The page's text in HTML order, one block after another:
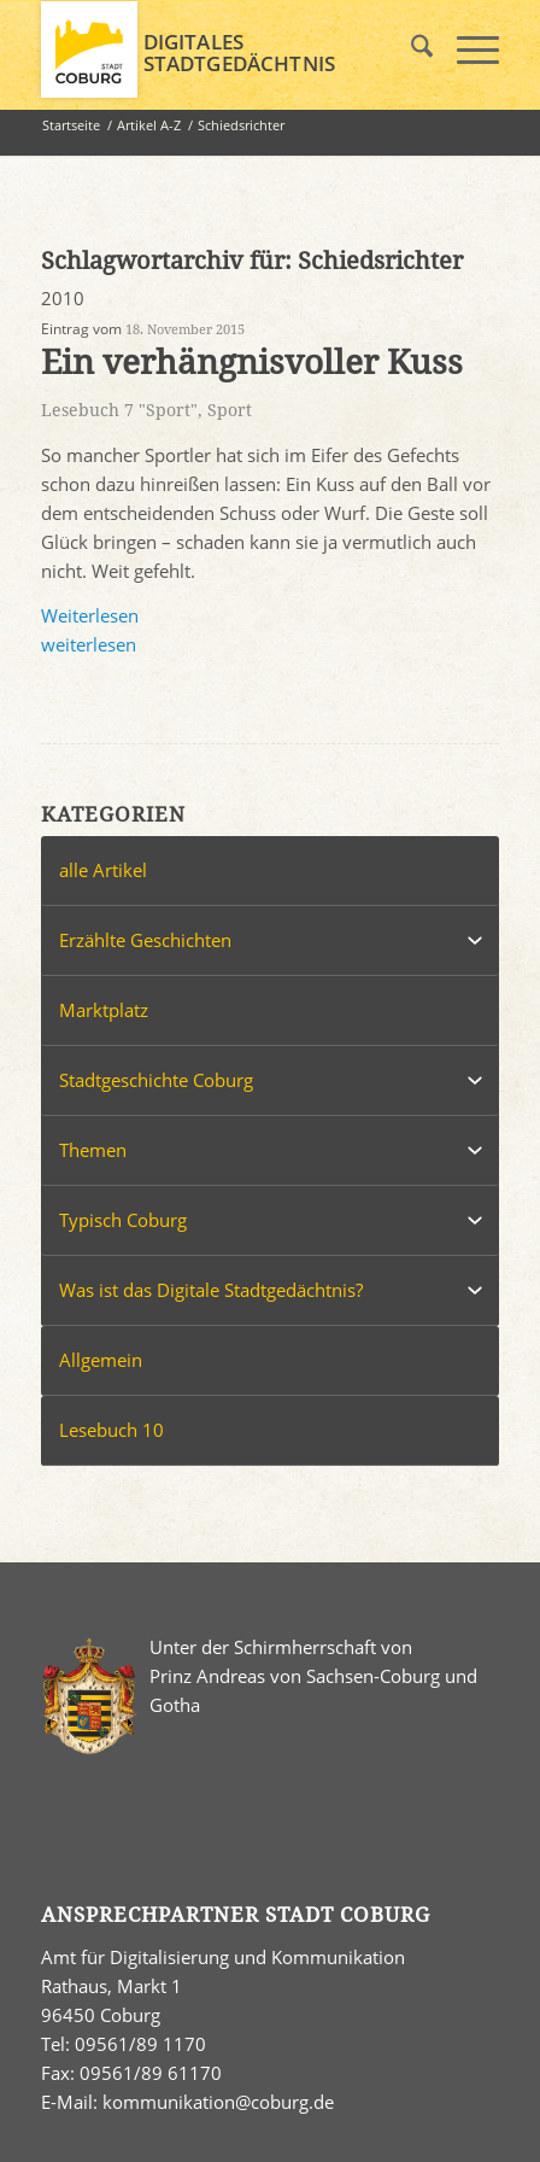
DIGITALES
STADTGEDÄCHTNIS
Startseite / Artikel A-Z / Schiedsrichter
Schlagwortarchiv für: Schiedsrichter
2010
Eintrag vom 18. November 2015
Ein verhängnisvoller Kuss
Lesebuch 7 "Sport", Sport
So mancher Sportler hat sich im Eifer des Gefechts
schon dazu hinreißen lassen: Ein Kuss auf den Ball vor
dem entscheidenden Schuss oder Wurf. Die Geste soll
Glück bringen – schaden kann sie ja vermutlich auch
nicht. Weit gefehlt.
Weiterlesen
weiterlesen
KATEGORIEN
alle Artikel
Erzählte Geschichten
Marktplatz
Stadtgeschichte Coburg
Themen
Typisch Coburg
Was ist das Digitale Stadtgedächtnis?
Allgemein
Lesebuch 10
Unter der Schirmherrschaft von
Prinz Andreas von Sachsen-Coburg und
Gotha
ANSPRECHPARTNER STADT COBURG
Amt für Digitalisierung und Kommunikation
Rathaus, Markt 1
96450 Coburg
Tel: 09561/89 1170
Fax: 09561/89 61170
E-Mail: kommunikation@coburg.de